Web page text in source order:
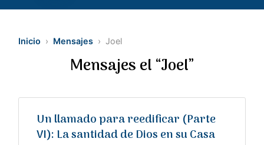
Inicio › Mensajes › Joel
Mensajes el “Joel”
Un llamado para reedificar (Parte
VI): La santidad de Dios en su Casa